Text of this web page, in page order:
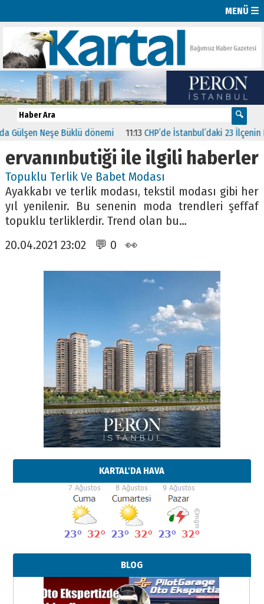
MENÜ ☰
Neşe Büklü dönemi 11:13 CHP’de İstanbul’daki 23 İlçenin
ervanınbutiği ile ilgili haberler
Topuklu Terlik Ve Babet Modası
Ayakkabı ve terlik modası, tekstil modası gibi her
yıl yenilenir. Bu senenin moda trendleri şeffaf
topuklu terliklerdir. Trend olan bu…
20.04.2021 23:02 💬 0 👀
KARTAL'DA HAVA
BLOG